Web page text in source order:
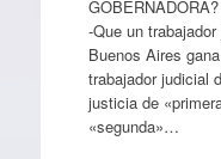
-Que un
Buenos Aires
trabajador judicial
justicia de
«segunda»…